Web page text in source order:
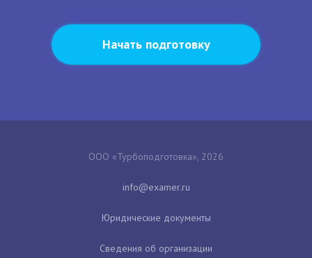
Начать подготовку
ООО «Турбоподготовка», 2026
Юридические документы
Сведения об организации